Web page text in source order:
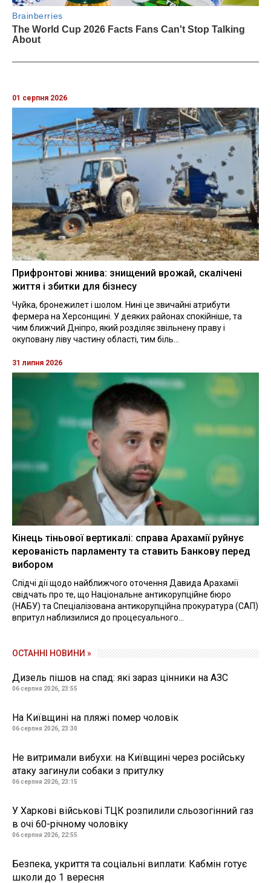
01 серпня 2026
Прифронтові жнива: знищений врожай, скалічені
життя і збитки для бізнесу
Чуйка, бронежилет і шолом. Нині це звичайні атрибути
фермера на Херсонщині. У деяких районах спокійніше, та
чим ближчий Дніпро, який розділяє звільнену праву і
окуповану ліву частину області, тим біль...
31 липня 2026
Кінець тіньової вертикалі: справа Арахамії руйнує
керованість парламенту та ставить Банкову перед
вибором
Слідчі дії щодо найближчого оточення Давида Арахамії
свідчать про те, що Національне антикорупційне бюро
(НАБУ) та Спеціалізована антикорупційна прокуратура (САП)
впритул наблизилися до процесуального...
ОСТАННІ НОВИНИ »
Дизель пішов на спад: які зараз цінники на АЗС
06 серпня 2026, 23:55
На Київщині на пляжі помер чоловік
06 серпня 2026, 23:30
Не витримали вибухи: на Київщині через російську
атаку загинули собаки з притулку
06 серпня 2026, 23:15
У Харкові військові ТЦК розпилили сльозогінний газ
в очі 60-річному чоловіку
06 серпня 2026, 22:55
Безпека, укриття та соціальні виплати: Кабмін готує
школи до 1 вересня